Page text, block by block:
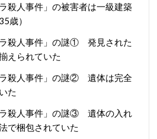
殺人事件」の被害者は一級建築
歳）
ラ殺人事件」の謎① 発見された
えられていた
ラ殺人事件」の謎② 遺体は完全
た
ラ殺人事件」の謎③ 遺体の入れ
で梱包されていた